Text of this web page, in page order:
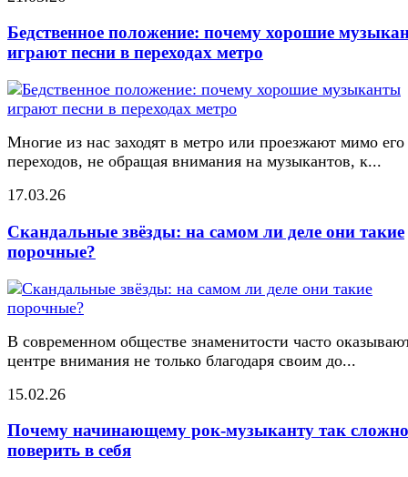
Бедственное положение: почему хорошие
играют песни в переходах метро
Многие из нас заходят в метро или проезжают мимо его
переходов, не обращая внимания на музыкантов, к...
17.03.26
Скандальные звёзды: на самом ли деле они такие
порочные?
В современном обществе знаменитости часто
центре внимания не только благодаря своим до...
15.02.26
Почему начинающему рок-музыканту так сложно
поверить в себя